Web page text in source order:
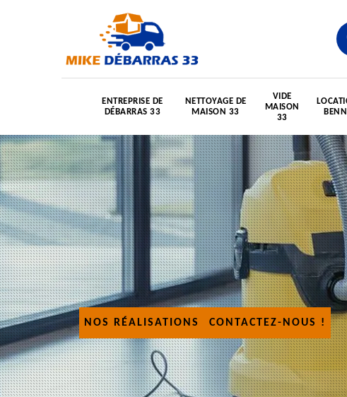
ENTREPRISE DE
DÉBARRAS 33
NETTOYAGE DE
MAISON 33
VIDE
MAISON
33
NOS RÉALISATIONS CONTACTEZ-NOUS !